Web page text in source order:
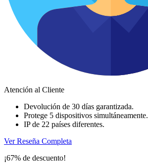
Atención al Cliente
Devolución de 30 días garantizada.
Protege 5 dispositivos simultáneamente.
IP de 22 países diferentes.
Ver Reseña Completa
¡67% de descuento!